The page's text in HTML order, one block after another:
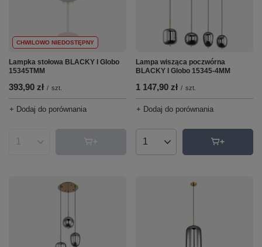
CHWILOWO NIEDOSTĘPNY
Lampka stołowa BLACKY I Globo
15345TMM
393,90 zł / szt.
+ Dodaj do porównania
Ilość produktów
Lampa wisząca poczwórna
BLACKY I Globo 15345-4MM
1 147,90 zł / szt.
+ Dodaj do porównania
Ilość produktów